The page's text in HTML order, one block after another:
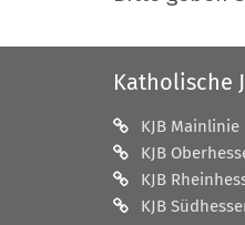
Katholische
KJB Mainlinie
KJB
KJB
KJB